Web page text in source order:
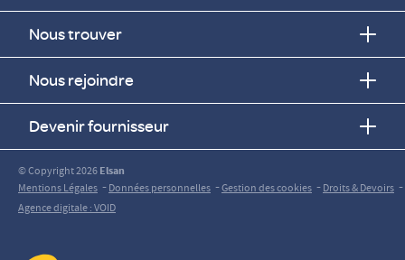
Nous trouver
Nous rejoindre
Devenir fournisseur
© Copyright 2026Elsan
Mentions Légales -Données personnelles -Gestion des cookies -Droits & Devoirs -
Agence digitale : VOID